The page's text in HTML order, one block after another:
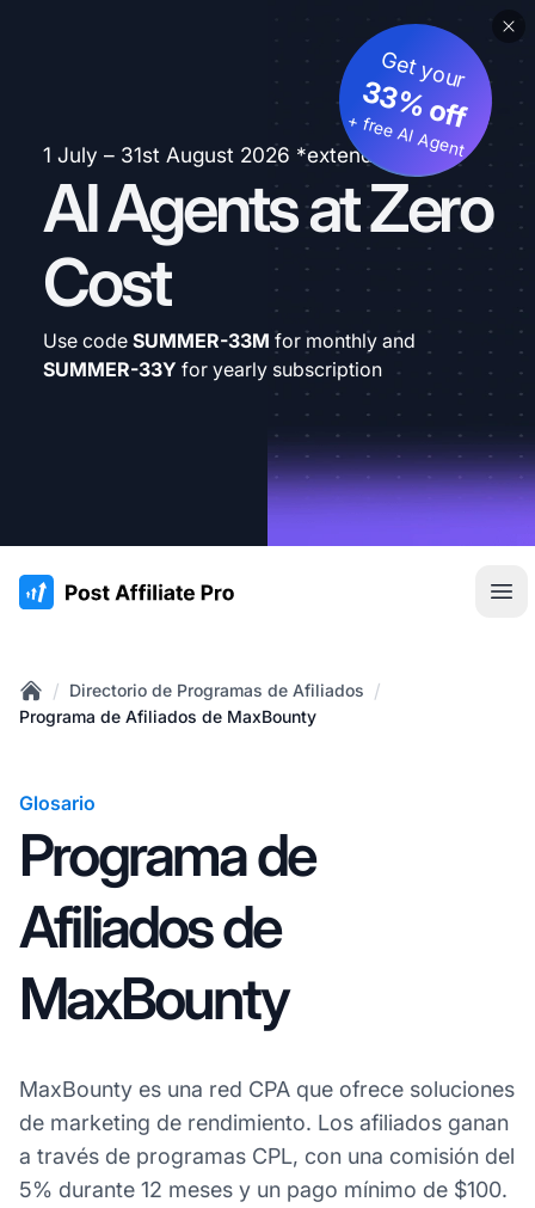
1 July – 31st August 2026 *extended
AI Agents at Zero
Cost
Get your
33% off
+ free AI Agent
Use code SUMMER-33M for monthly and
SUMMER-33Y for yearly subscription
:site.title
Home
/ Directorio de Programas de Afiliados /
Programa de Afiliados de MaxBounty
Glosario
Programa de
Afiliados de
MaxBounty
MaxBounty es una red CPA que ofrece soluciones
de marketing de rendimiento. Los afiliados ganan
a través de programas CPL, con una comisión del
5% durante 12 meses y un pago mínimo de $100.